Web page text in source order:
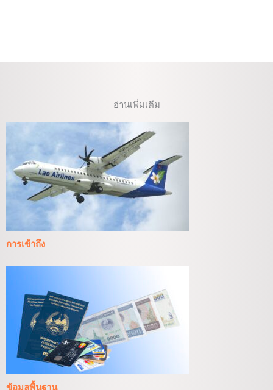
อ่านเพี่มเตีม
การเข้าถึง
ข้อมูลพื้นฐาน